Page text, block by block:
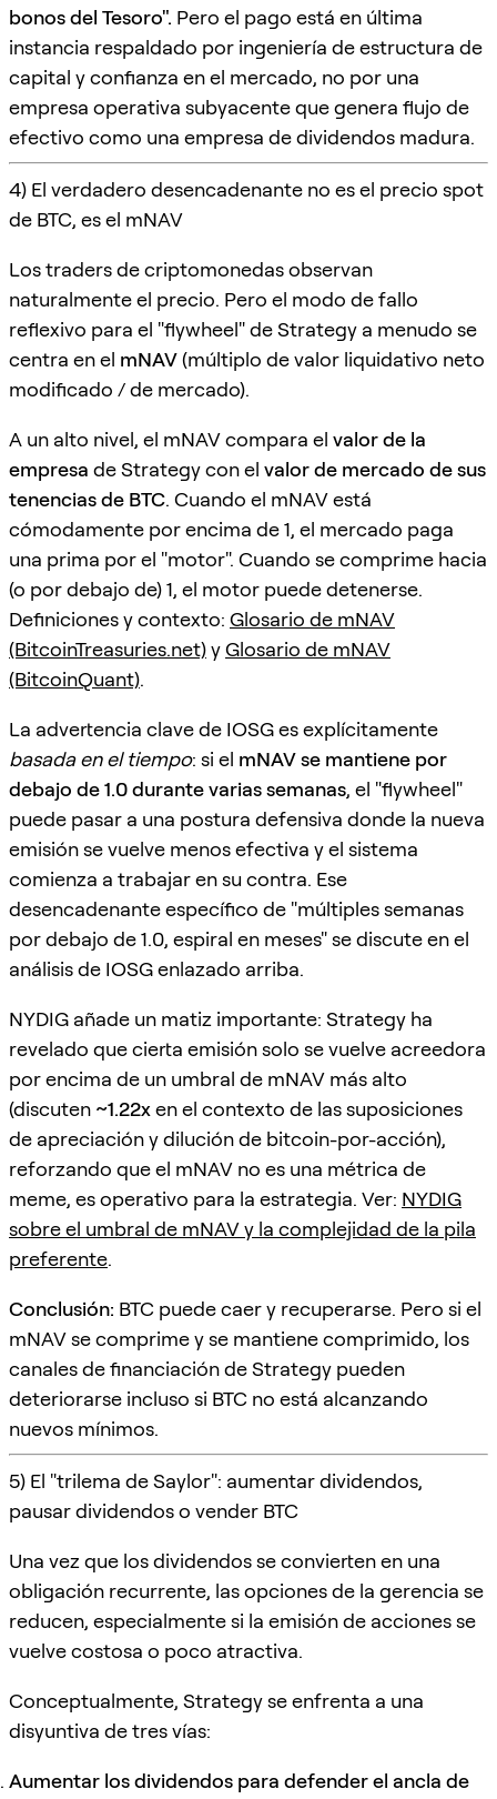
bonos del Tesoro". Pero el pago está en última
instancia respaldado por ingeniería de estructura de
capital y confianza en el mercado, no por una
empresa operativa subyacente que genera flujo de
efectivo como una empresa de dividendos madura.
4) El verdadero desencadenante no es el precio spot
de BTC, es el mNAV
Los traders de criptomonedas observan
naturalmente el precio. Pero el modo de fallo
reflexivo para el "flywheel" de Strategy a menudo se
centra en el mNAV(múltiplo de valor liquidativo neto
modificado / de mercado).
A un alto nivel, el mNAV compara el valor de la
empresa de Strategy con el valor de mercado de sus
tenencias de BTC. Cuando el mNAV está
cómodamente por encima de 1, el mercado paga
una prima por el "motor". Cuando se comprime hacia
(o por debajo de) 1, el motor puede detenerse.
Definiciones y contexto: Glosario de mNAV
(BitcoinTreasuries.net)yGlosario de mNAV
(BitcoinQuant).
La advertencia clave de IOSG es explícitamente
basada en el tiempo: si el mNAV se mantiene por
debajo de 1.0 durante varias semanas, el "flywheel"
puede pasar a una postura defensiva donde la nueva
emisión se vuelve menos efectiva y el sistema
comienza a trabajar en su contra. Ese
desencadenante específico de "múltiples semanas
por debajo de 1.0, espiral en meses" se discute en el
análisis de IOSG enlazado arriba.
NYDIG añade un matiz importante: Strategy ha
revelado que cierta emisión solo se vuelve acreedora
por encima de un umbral de mNAV más alto
(discuten ~1.22x en el contexto de las suposiciones
de apreciación y dilución de bitcoin-por-acción),
reforzando que el mNAV no es una métrica de
meme, es operativo para la estrategia. Ver: NYDIG
sobre el umbral de mNAV y la complejidad de la pila
preferente.
Conclusión: BTC puede caer y recuperarse. Pero si el
mNAV se comprime y se mantiene comprimido, los
canales de financiación de Strategy pueden
deteriorarse incluso si BTC no está alcanzando
nuevos mínimos.
5) El "trilema de Saylor": aumentar dividendos,
pausar dividendos o vender BTC
Una vez que los dividendos se convierten en una
obligación recurrente, las opciones de la gerencia se
reducen, especialmente si la emisión de acciones se
vuelve costosa o poco atractiva.
Conceptualmente, Strategy se enfrenta a una
disyuntiva de tres vías:
Aumentar los dividendos para defender el ancla de